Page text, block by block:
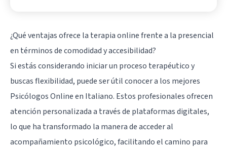
¿Qué ventajas ofrece la terapia online frente a la presencial
en términos de comodidad y accesibilidad?
Si estás considerando iniciar un proceso terapéutico y
buscas flexibilidad, puede ser útil conocer a los mejores
Psicólogos Online en Italiano. Estos profesionales ofrecen
atención personalizada a través de plataformas digitales,
lo que ha transformado la manera de acceder al
acompañamiento psicológico, facilitando el camino para